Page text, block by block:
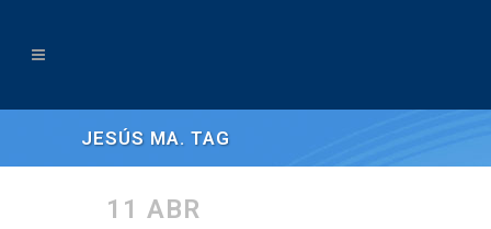
JESÚS MA. TAG
11 ABR